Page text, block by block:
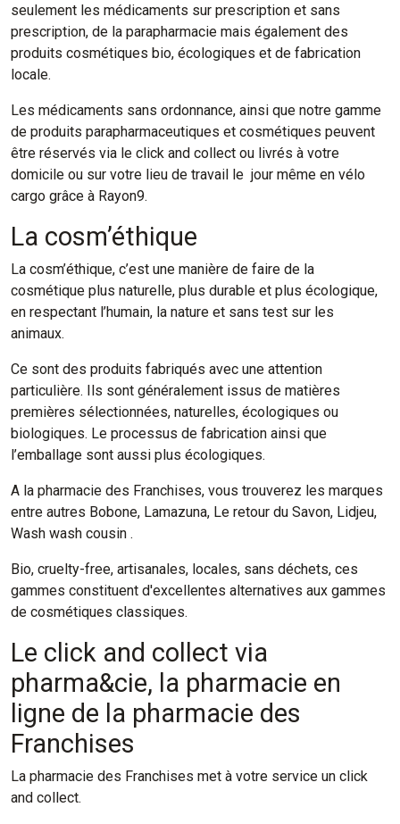
seulement les médicaments sur prescription et sans
prescription, de la parapharmacie mais également des
produits cosmétiques bio, écologiques et de fabrication
locale.
Les médicaments sans ordonnance, ainsi que notre gamme
de produits parapharmaceutiques et cosmétiques peuvent
être réservés via le click and collect ou livrés à votre
domicile ou sur votre lieu de travail le jour même en vélo
cargo grâce à Rayon9.
La cosm’éthique
La cosm’éthique, c’est une manière de faire de la
cosmétique plus naturelle, plus durable et plus écologique,
en respectant l’humain, la nature et sans test sur les
animaux.
Ce sont des produits fabriqués avec une attention
particulière. Ils sont généralement issus de matières
premières sélectionnées, naturelles, écologiques ou
biologiques. Le processus de fabrication ainsi que
l’emballage sont aussi plus écologiques.
A la pharmacie des Franchises, vous trouverez les marques
entre autres Bobone, Lamazuna, Le retour du Savon, Lidjeu,
Wash wash cousin .
Bio, cruelty-free, artisanales, locales, sans déchets, ces
gammes constituent d'excellentes alternatives aux gammes
de cosmétiques classiques.
Le click and collect via
pharma&cie, la pharmacie en
ligne de la pharmacie des
Franchises
La pharmacie des Franchises met à votre service un click
and collect.